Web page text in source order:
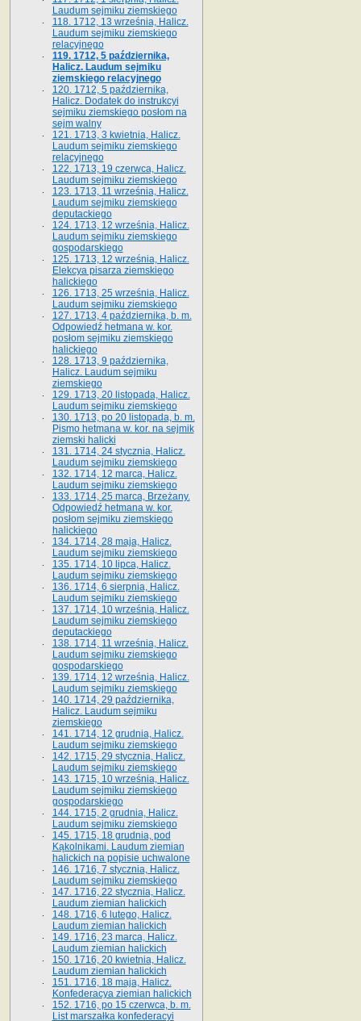
Laudum sejmiku ziemskiego
118. 1712, 13 września, Halicz.
Laudum sejmiku ziemskiego
relacyjnego
119. 1712, 5 października,
Halicz. Laudum sejmiku
ziemskiego relacyjnego
120. 1712, 5 października,
Halicz. Dodatek do instrukcyi
sejmiku ziemskiego posłom na
sejm walny
121. 1713, 3 kwietnia, Halicz.
Laudum sejmiku ziemskiego
relacyjnego
122. 1713, 19 czerwca, Halicz.
Laudum sejmiku ziemskiego
123. 1713, 11 września, Halicz.
Laudum sejmiku ziemskiego
deputackiego
124. 1713, 12 września, Halicz.
Laudum sejmiku ziemskiego
gospodarskiego
125. 1713, 12 września, Halicz.
Elekcya pisarza ziemskiego
halickiego
126. 1713, 25 września, Halicz.
Laudum sejmiku ziemskiego
127. 1713, 4 października, b. m.
Odpowiedź hetmana w. kor.
posłom sejmiku ziemskiego
halickiego
128. 1713, 9 października,
Halicz. Laudum sejmiku
ziemskiego
129. 1713, 20 listopada, Halicz.
Laudum sejmiku ziemskiego
130. 1713, po 20 listopada, b. m.
Pismo hetmana w. kor. na sejmik
ziemski halicki
131. 1714, 24 stycznia, Halicz.
Laudum sejmiku ziemskiego
132. 1714, 12 marca, Halicz.
Laudum sejmiku ziemskiego
133. 1714, 25 marca, Brzeżany.
Odpowiedź hetmana w. kor.
posłom sejmiku ziemskiego
halickiego
134. 1714, 28 maja, Halicz.
Laudum sejmiku ziemskiego
135. 1714, 10 lipca, Halicz.
Laudum sejmiku ziemskiego
136. 1714, 6 sierpnia, Halicz.
Laudum sejmiku ziemskiego
137. 1714, 10 września, Halicz.
Laudum sejmiku ziemskiego
deputackiego
138. 1714, 11 września, Halicz.
Laudum sejmiku ziemskiego
gospodarskiego
139. 1714, 12 września, Halicz.
Laudum sejmiku ziemskiego
140. 1714, 29 października,
Halicz. Laudum sejmiku
ziemskiego
141. 1714, 12 grudnia, Halicz.
Laudum sejmiku ziemskiego
142. 1715, 29 stycznia, Halicz.
Laudum sejmiku ziemskiego
143. 1715, 10 września, Halicz.
Laudum sejmiku ziemskiego
gospodarskiego
144. 1715, 2 grudnia, Halicz.
Laudum sejmiku ziemskiego
145. 1715, 18 grudnia, pod
Kąkolnikami. Laudum ziemian
halickich na popisie uchwalone
146. 1716, 7 stycznia, Halicz.
Laudum sejmiku ziemskiego
147. 1716, 22 stycznia, Halicz.
Laudum ziemian halickich
148. 1716, 6 lutego, Halicz.
Laudum ziemian halickich
149. 1716, 23 marca, Halicz.
Laudum ziemian halickich
150. 1716, 20 kwietnia, Halicz.
Laudum ziemian halickich
151. 1716, 18 maja, Halicz.
Konfederacya ziemian halickich
152. 1716, po 15 czerwca, b. m.
List marszałka konfederacyi